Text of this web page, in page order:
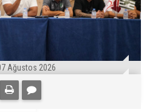
Ağustos 2026